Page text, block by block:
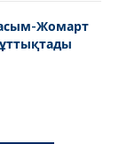
Жомарт